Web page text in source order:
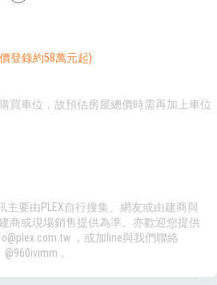
登錄約58萬元起)
買車位，故預估房屋總價時需再加上車位
要由PLEX自行搜集、網友或由建商與
商或現場銷售提供為準。亦歡迎您提供
，或加line與我們聯絡
@960ivimm 。